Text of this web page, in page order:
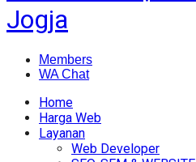
Members
WA Chat
Home
Harga Web
Layanan
Web Developer